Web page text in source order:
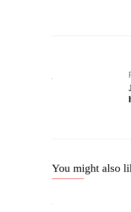
You might also